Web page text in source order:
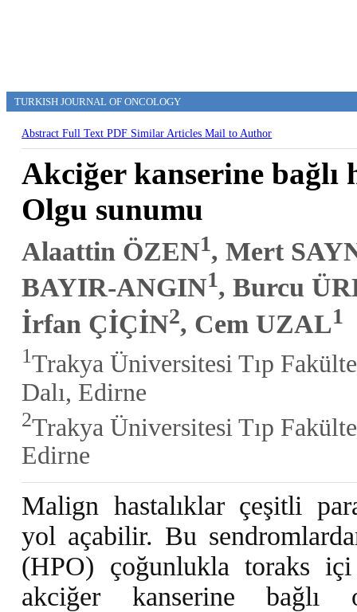
TURKISH JOURNAL OF ONCOLOGY
AbstractFull TextPDF Similar ArticlesMail to Author
Akciğer kanserine
Olgu sunumu
Alaattin ÖZEN1, Mert
BAYIR-ANGIN1, Burcu
İrfan ÇİÇİN2, Cem UZAL1
1Trakya Üniversitesi Tıp
Dalı, Edirne
2Trakya Üniversitesi Tıp
Edirne
Malign hastalıklar çeşitli
yol açabilir. Bu
(HPO) çoğunlukla toraks
akciğer kanserine bağlı